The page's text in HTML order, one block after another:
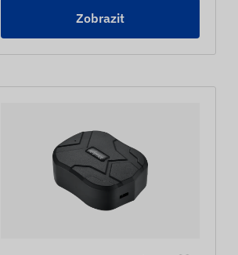
Zobrazit